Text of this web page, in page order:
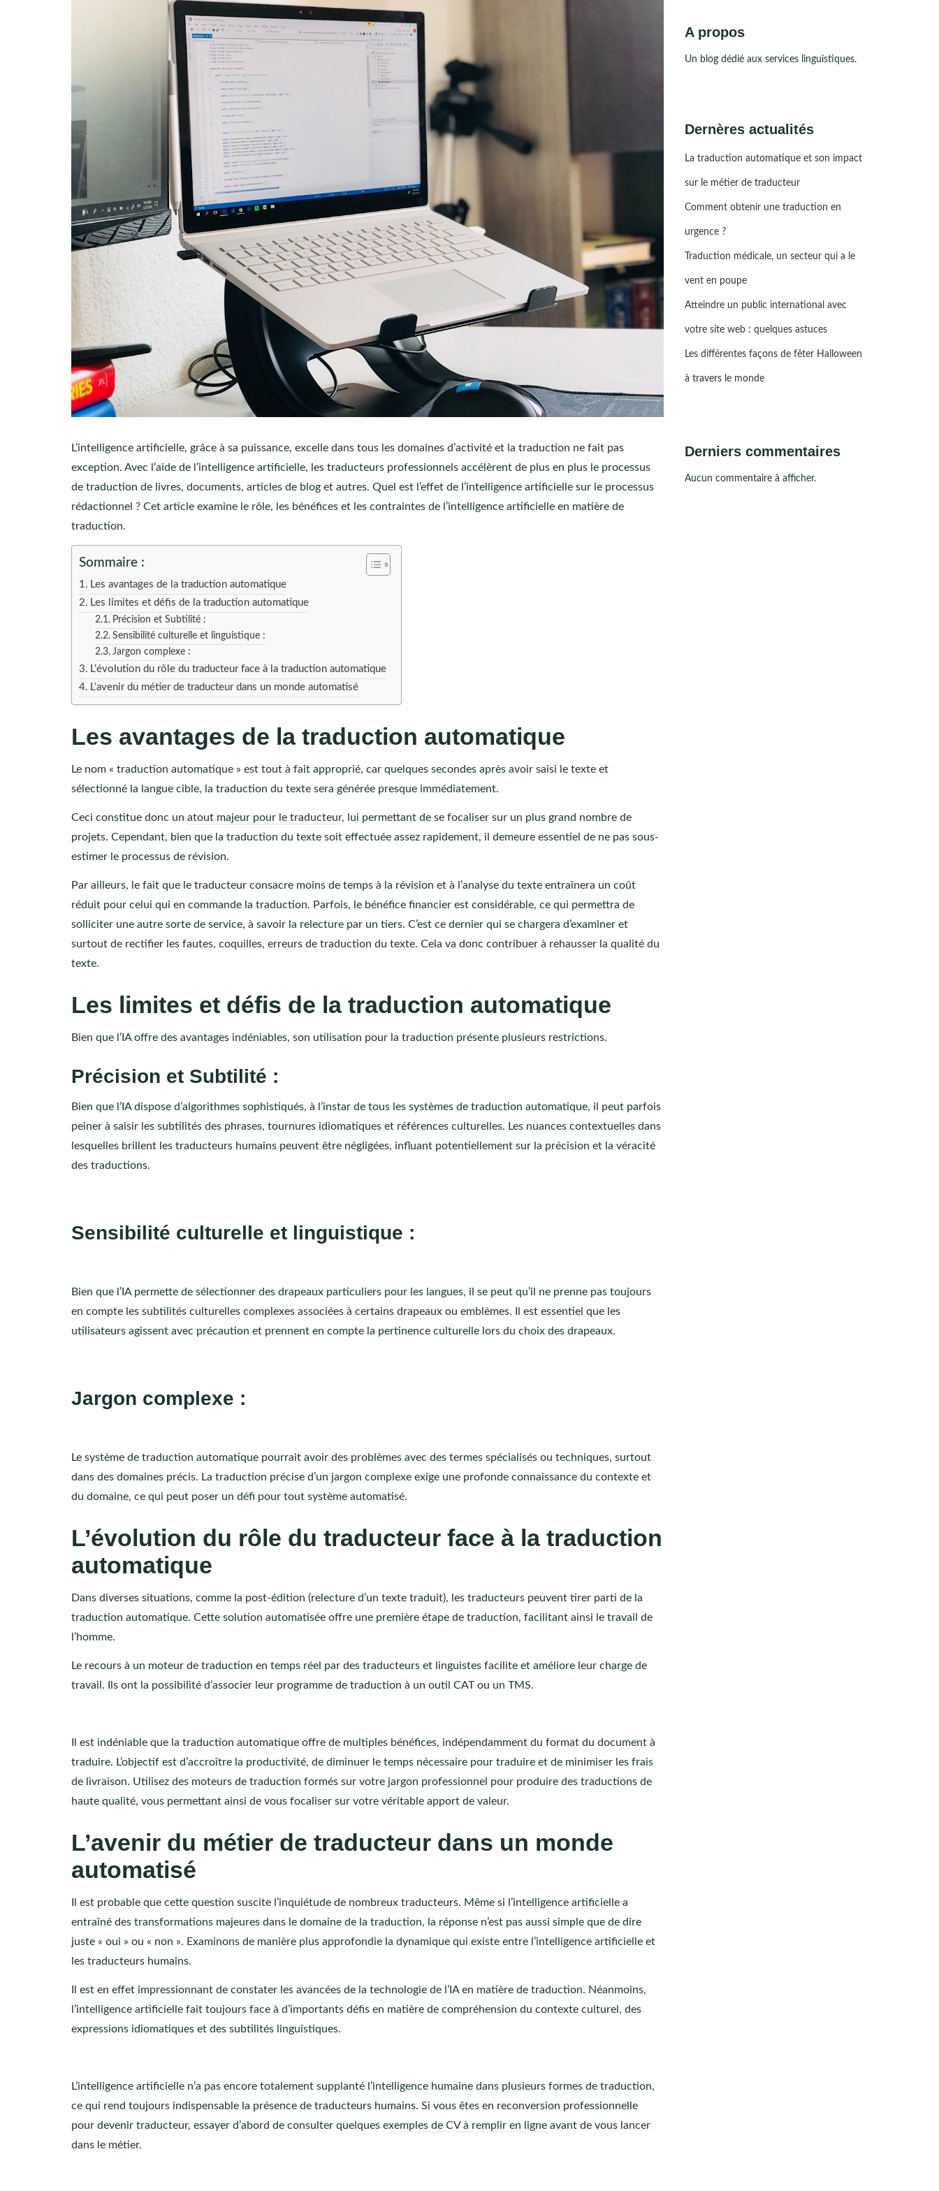
L’intelligence artificielle, grâce à sa puissance, excelle dans tous les domaines d’activité et la traduction ne fait pas
exception. Avec l’aide de l’intelligence artificielle, les traducteurs professionnels accélèrent de plus en plus le processus
de traduction de livres, documents, articles de blog et autres. Quel est l’effet de l’intelligence artificielle sur le processus
rédactionnel ? Cet article examine le rôle, les bénéfices et les contraintes de l’intelligence artificielle en matière de
traduction.
Sommaire :
Les avantages de la traduction automatique
Les limites et défis de la traduction automatique
Précision et Subtilité :
Sensibilité culturelle et linguistique :
Jargon complexe :
L’évolution du rôle du traducteur face à la traduction automatique
L’avenir du métier de traducteur dans un monde automatisé
Les avantages de la traduction automatique
Le nom « traduction automatique » est tout à fait approprié, car quelques secondes après avoir saisi le texte et
sélectionné la langue cible, la traduction du texte sera générée presque immédiatement.
Ceci constitue donc un atout majeur pour le traducteur, lui permettant de se focaliser sur un plus grand nombre de
projets. Cependant, bien que la traduction du texte soit effectuée assez rapidement, il demeure essentiel de ne pas sous-
estimer le processus de révision.
Par ailleurs, le fait que le traducteur consacre moins de temps à la révision et à l’analyse du texte entraînera un coût
réduit pour celui qui en commande la traduction. Parfois, le bénéfice financier est considérable, ce qui permettra de
solliciter une autre sorte de service, à savoir la relecture par un tiers. C’est ce dernier qui se chargera d’examiner et
surtout de rectifier les fautes, coquilles, erreurs de traduction du texte. Cela va donc contribuer à rehausser la qualité du
texte.
Les limites et défis de la traduction automatique
Bien que l’IA offre des avantages indéniables, son utilisation pour la traduction présente plusieurs restrictions.
Précision et Subtilité :
Bien que l’IA dispose d’algorithmes sophistiqués, à l’instar de tous les systèmes de traduction automatique, il peut parfois
peiner à saisir les subtilités des phrases, tournures idiomatiques et références culturelles. Les nuances contextuelles dans
lesquelles brillent les traducteurs humains peuvent être négligées, influant potentiellement sur la précision et la véracité
des traductions.
Sensibilité culturelle et linguistique :
Bien que l’IA permette de sélectionner des drapeaux particuliers pour les langues, il se peut qu’il ne prenne pas toujours
en compte les subtilités culturelles complexes associées à certains drapeaux ou emblèmes. Il est essentiel que les
utilisateurs agissent avec précaution et prennent en compte la pertinence culturelle lors du choix des drapeaux.
Jargon complexe :
Le système de traduction automatique pourrait avoir des problèmes avec des termes spécialisés ou techniques, surtout
dans des domaines précis. La traduction précise d’un jargon complexe exige une profonde connaissance du contexte et
du domaine, ce qui peut poser un défi pour tout système automatisé.
L’évolution du rôle du traducteur face à la traduction
automatique
Dans diverses situations, comme la post-édition (relecture d’un texte traduit), les traducteurs peuvent tirer parti de la
traduction automatique. Cette solution automatisée offre une première étape de traduction, facilitant ainsi le travail de
l’homme.
Le recours à un moteur de traduction en temps réel par des traducteurs et linguistes facilite et améliore leur charge de
travail. Ils ont la possibilité d’associer leur programme de traduction à un outil CAT ou un TMS.
Il est indéniable que la traduction automatique offre de multiples bénéfices, indépendamment du format du document à
traduire. L’objectif est d’accroître la productivité, de diminuer le temps nécessaire pour traduire et de minimiser les frais
de livraison. Utilisez des moteurs de traduction formés sur votre jargon professionnel pour produire des traductions de
haute qualité, vous permettant ainsi de vous focaliser sur votre véritable apport de valeur.
L’avenir du métier de traducteur dans un monde
automatisé
Il est probable que cette question suscite l’inquiétude de nombreux traducteurs. Même si l’intelligence artificielle a
entraîné des transformations majeures dans le domaine de la traduction, la réponse n’est pas aussi simple que de dire
juste « oui » ou « non ». Examinons de manière plus approfondie la dynamique qui existe entre l’intelligence artificielle et
les traducteurs humains.
Il est en effet impressionnant de constater les avancées de la technologie de l’IA en matière de traduction. Néanmoins,
l’intelligence artificielle fait toujours face à d’importants défis en matière de compréhension du contexte culturel, des
expressions idiomatiques et des subtilités linguistiques.
L’intelligence artificielle n’a pas encore totalement supplanté l’intelligence humaine dans plusieurs formes de traduction,
ce qui rend toujours indispensable la présence de traducteurs humains. Si vous êtes en reconversion professionnelle
pour devenir traducteur, essayer d’abord de consulter quelques exemples de CV à remplir en ligne avant de vous lancer
dans le métier.
A propos
Un blog dédié aux services linguistiques.
Dernères actualités
La traduction automatique et son impact
sur le métier de traducteur
Comment obtenir une traduction en
urgence ?
Traduction médicale, un secteur qui a le
vent en poupe
Atteindre un public international avec
votre site web : quelques astuces
Les différentes façons de fêter Halloween
à travers le monde
Derniers commentaires
Aucun commentaire à afficher.